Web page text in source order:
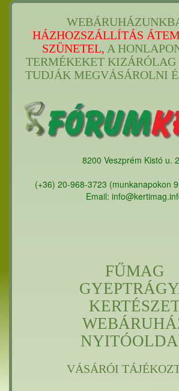
HÁZHOZSZÁLLÍTÁS
SZÜNETEL, A
TERMÉKEKET KIZÁRÓLAG
TUDJÁK MEGVÁSÁROLNI
8200 Veszprém Kistó u.
(+36) 20-968-3723 (munkanapokon
Email:
FŰMAG
VÁSÁRÓI